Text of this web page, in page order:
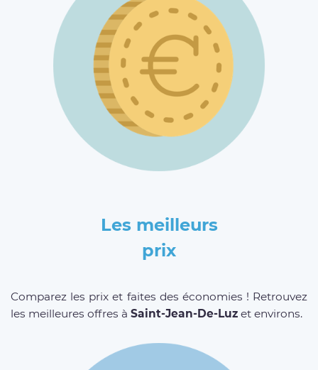
Les meilleurs
prix
Comparez les prix et faites des économies ! Retrouvez
les meilleures offres à Saint-Jean-De-Luz et environs.